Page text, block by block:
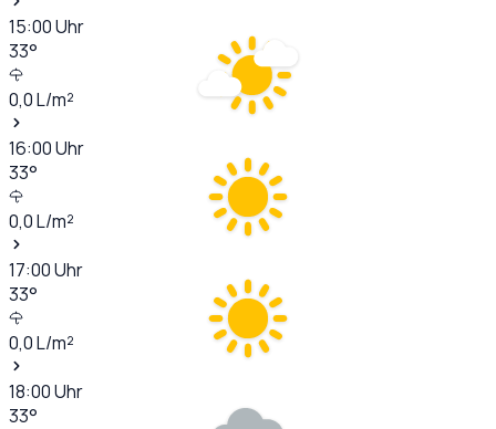
15:00Uhr
33°
0,0L/m²
16:00Uhr
33°
0,0L/m²
17:00Uhr
33°
0,0L/m²
18:00Uhr
33°